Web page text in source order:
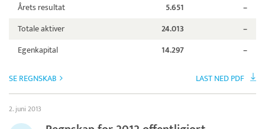
Årets resultat
5.651
–
Totale aktiver
24.013
–
Egenkapital
14.297 –
SE REGNSKAB LAST NED PDF
2. juni 2013